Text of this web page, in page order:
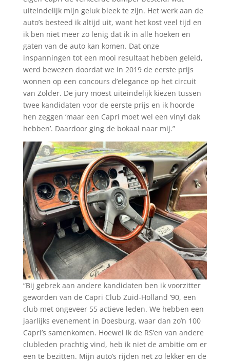
uiteindelijk mijn geluk bleek te zijn. Het werk aan de
auto’s besteed ik altijd uit, want het kost veel tijd en
ik ben niet meer zo lenig dat ik in alle hoeken en
gaten van de auto kan komen. Dat onze
inspanningen tot een mooi resultaat hebben geleid,
werd bewezen doordat we in 2019 de eerste prijs
wonnen op een concours d’elegance op het circuit
van Zolder. De jury moest uiteindelijk kiezen tussen
twee kandidaten voor de eerste prijs en ik hoorde
hen zeggen ‘maar een Capri moet wel een vinyl dak
hebben’. Daardoor ging de bokaal naar mij.”
“Bij gebrek aan andere kandidaten ben ik voorzitter
geworden van de Capri Club Zuid-Holland ’90, een
club met ongeveer 55 actieve leden. We hebben een
jaarlijks evenement in Doesburg, waar dan zo’n 100
Capri’s samenkomen. Hoewel ik de RS’en van andere
clubleden prachtig vind, heb ik niet de ambitie om er
een te bezitten. Mijn auto’s rijden net zo lekker en de